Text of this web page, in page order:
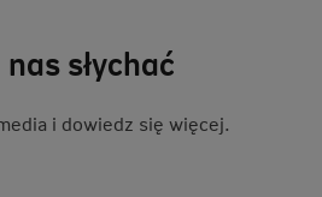
słychać
i dowiedz się więcej.